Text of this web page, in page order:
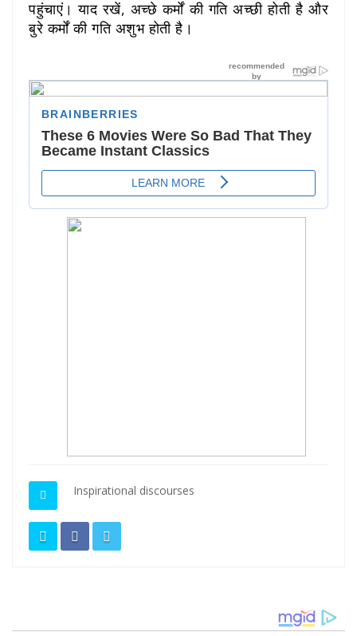
पहुंचाएं। याद रखें, अच्छे कर्मों की गति अच्छी होती है और
बुरे कर्मों की गति अशुभ होती है।
Inspirational discourses